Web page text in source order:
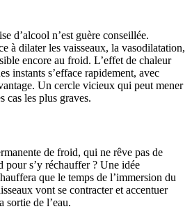
d’alcool n’est guère conseillée.
à dilater les vaisseaux, la vasodilatation,
encore au froid. L’effet de chaleur
instants s’efface rapidement, avec
Un cercle vicieux qui peut mener
cas les plus graves.
de froid, qui ne rêve pas de
pour s’y réchauffer ? Une idée
que le temps de l’immersion du
vont se contracter et accentuer
sortie de l’eau.